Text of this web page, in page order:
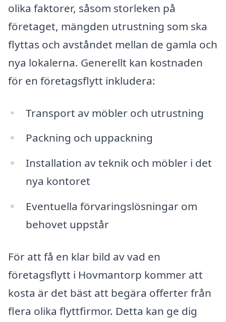
olika faktorer, såsom storleken på
företaget, mängden utrustning som ska
flyttas och avståndet mellan de gamla och
nya lokalerna. Generellt kan kostnaden
för en företagsflytt inkludera:
Transport av möbler och utrustning
Packning och uppackning
Installation av teknik och möbler i det
nya kontoret
Eventuella förvaringslösningar om
behovet uppstår
För att få en klar bild av vad en
företagsflytt i Hovmantorp kommer att
kosta är det bäst att begära offerter från
flera olika flyttfirmor. Detta kan ge dig